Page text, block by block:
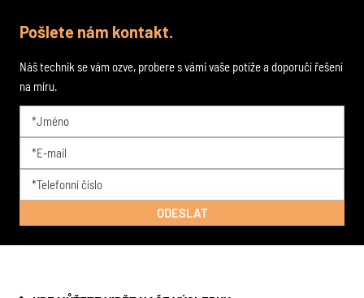
Pošlete nám kontakt.
Náš technik se vám ozve, probere s vámi vaše potíže a doporučí řešení
na míru.